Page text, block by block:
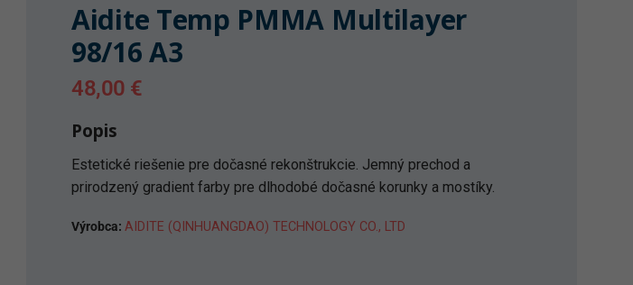
Aidite Temp PMMA Multilayer
98/16 A3
48,00 €
Popis
Estetické riešenie pre dočasné rekonštrukcie. Jemný prechod a
prirodzený gradient farby pre dlhodobé dočasné korunky a mostíky.
Výrobca: AIDITE (QINHUANGDAO) TECHNOLOGY CO., LTD